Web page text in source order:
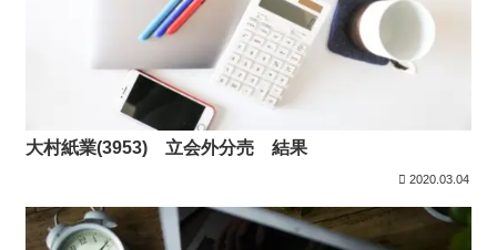
大村紙業(3953) 立会外分売 結果
2020.03.04